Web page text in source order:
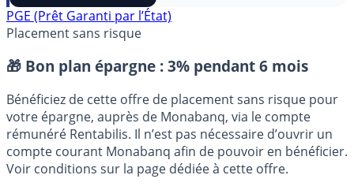
⭐️ Suivre sur Google
PGE (Prêt Garanti par l’État)
Placement sans risque
🎁 Bon plan épargne : 3% pendant 6 mois
Bénéficiez de cette offre de placement sans risque pour
votre épargne, auprès de Monabanq, via le compte
rémunéré Rentabilis. Il n’est pas nécessaire d’ouvrir un